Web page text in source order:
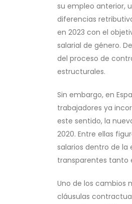
su empleo anterior,
diferencias
en 2023 con el
salarial de género.
del proceso de
estructurales.
Sin embargo, en
trabajadores ya
este sentido, la
2020. Entre ellas
salarios dentro de la
transparentes tanto
Uno de los cambios
cláusulas